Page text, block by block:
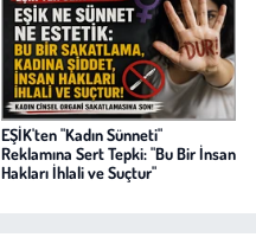
EŞİK'ten "Kadın Sünneti"
Reklamına Sert Tepki: "Bu Bir İnsan
Hakları İhlali ve Suçtur"